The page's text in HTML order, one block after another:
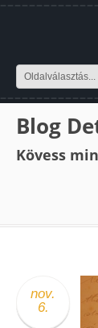
Blog
Kövess
nov.
6.